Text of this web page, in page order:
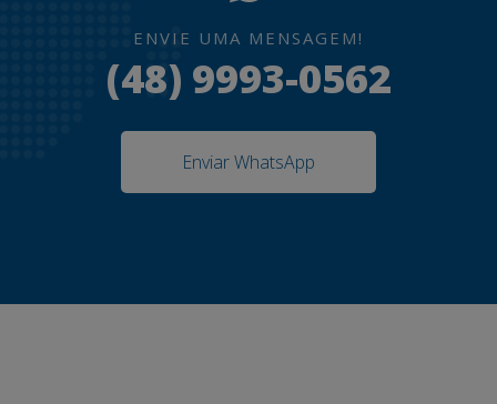
ENVIE UMA MENSAGEM!
(48) 9993-0562
Enviar WhatsApp